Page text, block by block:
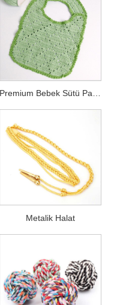
Metalik Halat